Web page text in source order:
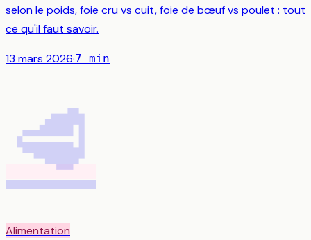
selon le poids, foie cru vs cuit, foie de bœuf vs poulet : tout
ce qu'il faut savoir.
13 mars 2026·7 min
🥩
Alimentation